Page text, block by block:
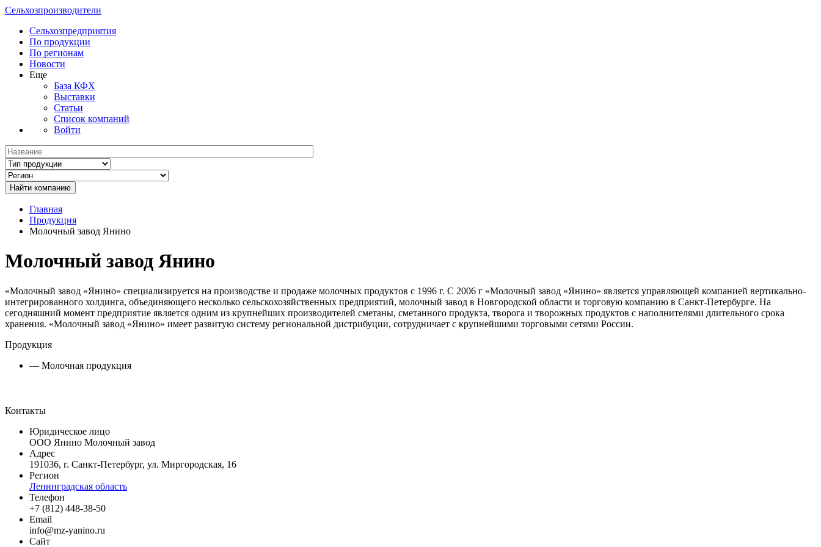
Сельхозпроизводители
Сельхозпредприятия
По продукции
По регионам
Новости
Еще
База КФХ
Выставки
Статьи
Список компаний
Войти
Главная
Продукция
Молочный завод Янино
Молочный завод Янино
«Молочный завод «Янино» специализируется на производстве и продаже молочных продуктов с 1996 г. С 2006 г «Молочный завод «Янино» является управляющей компанией вертикально-
интегрированного холдинга, объединяющего несколько сельскохозяйственных предприятий, молочный завод в Новгородской области и торговую компанию в Санкт-Петербурге. На
сегодняшний момент предприятие является одним из крупнейших производителей сметаны, сметанного продукта, творога и творожных продуктов с наполнителями длительного срока
хранения. «Молочный завод «Янино» имеет развитую систему региональной дистрибуции, сотрудничает с крупнейшими торговыми сетями России.
Продукция
— Молочная продукция
Контакты
Юридическое лицо
ООО Янино Молочный завод
Адрес
191036, г. Санкт-Петербург, ул. Миргородская, 16
Регион
Ленинградская область
Телефон
+7 (812) 448-38-50
Email
info@mz-yanino.ru
Сайт